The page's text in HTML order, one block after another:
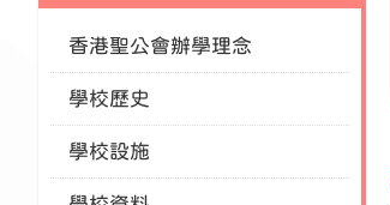
香港聖公會辦學理念
學校歷史
學校設施